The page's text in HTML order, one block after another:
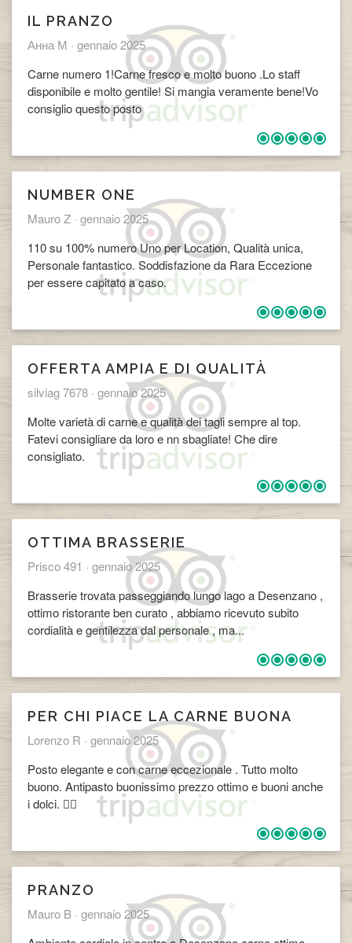
IL PRANZO
Анна М · gennaio 2025
Carne numero 1!Carne fresco e molto buono .Lo staff
disponibile e molto gentile! Si mangia veramente bene!Vo
consiglio questo posto
NUMBER ONE
Mauro Z · gennaio 2025
110 su 100% numero Uno per Location, Qualità unica,
Personale fantastico. Soddisfazione da Rara Eccezione
per essere capitato a caso.
OFFERTA AMPIA E DI QUALITÀ
silviag 7678 · gennaio 2025
Molte varietà di carne e qualità dei tagli sempre al top.
Fatevi consigliare da loro e nn sbagliate! Che dire
consigliato.
OTTIMA BRASSERIE
Prisco 491 · gennaio 2025
Brasserie trovata passeggiando lungo lago a Desenzano ,
ottimo ristorante ben curato , abbiamo ricevuto subito
cordialità e gentilezza dal personale , ma...
PER CHI PIACE LA CARNE BUONA
Lorenzo R · gennaio 2025
Posto elegante e con carne eccezionale . Tutto molto
buono. Antipasto buonissimo prezzo ottimo e buoni anche
i dolci. 👌🏽
PRANZO
Mauro B · gennaio 2025